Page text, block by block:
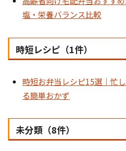
塩・栄養バランス比較
時短レシピ（1件）
時短お弁当レシピ15選｜忙
る簡単おかず
未分類（8件）